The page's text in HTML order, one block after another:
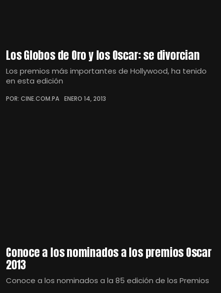
Los Globos de Oro y los Oscar: se divorcian
Los premios más importantes de Hollywood, ha tenido
en esta edición
POR: CINE.COM.PA ENERO 14, 2013
Conoce a los nominados a los premios Oscar
2013
Conoce a los nominados a la 85 edición de los Premios